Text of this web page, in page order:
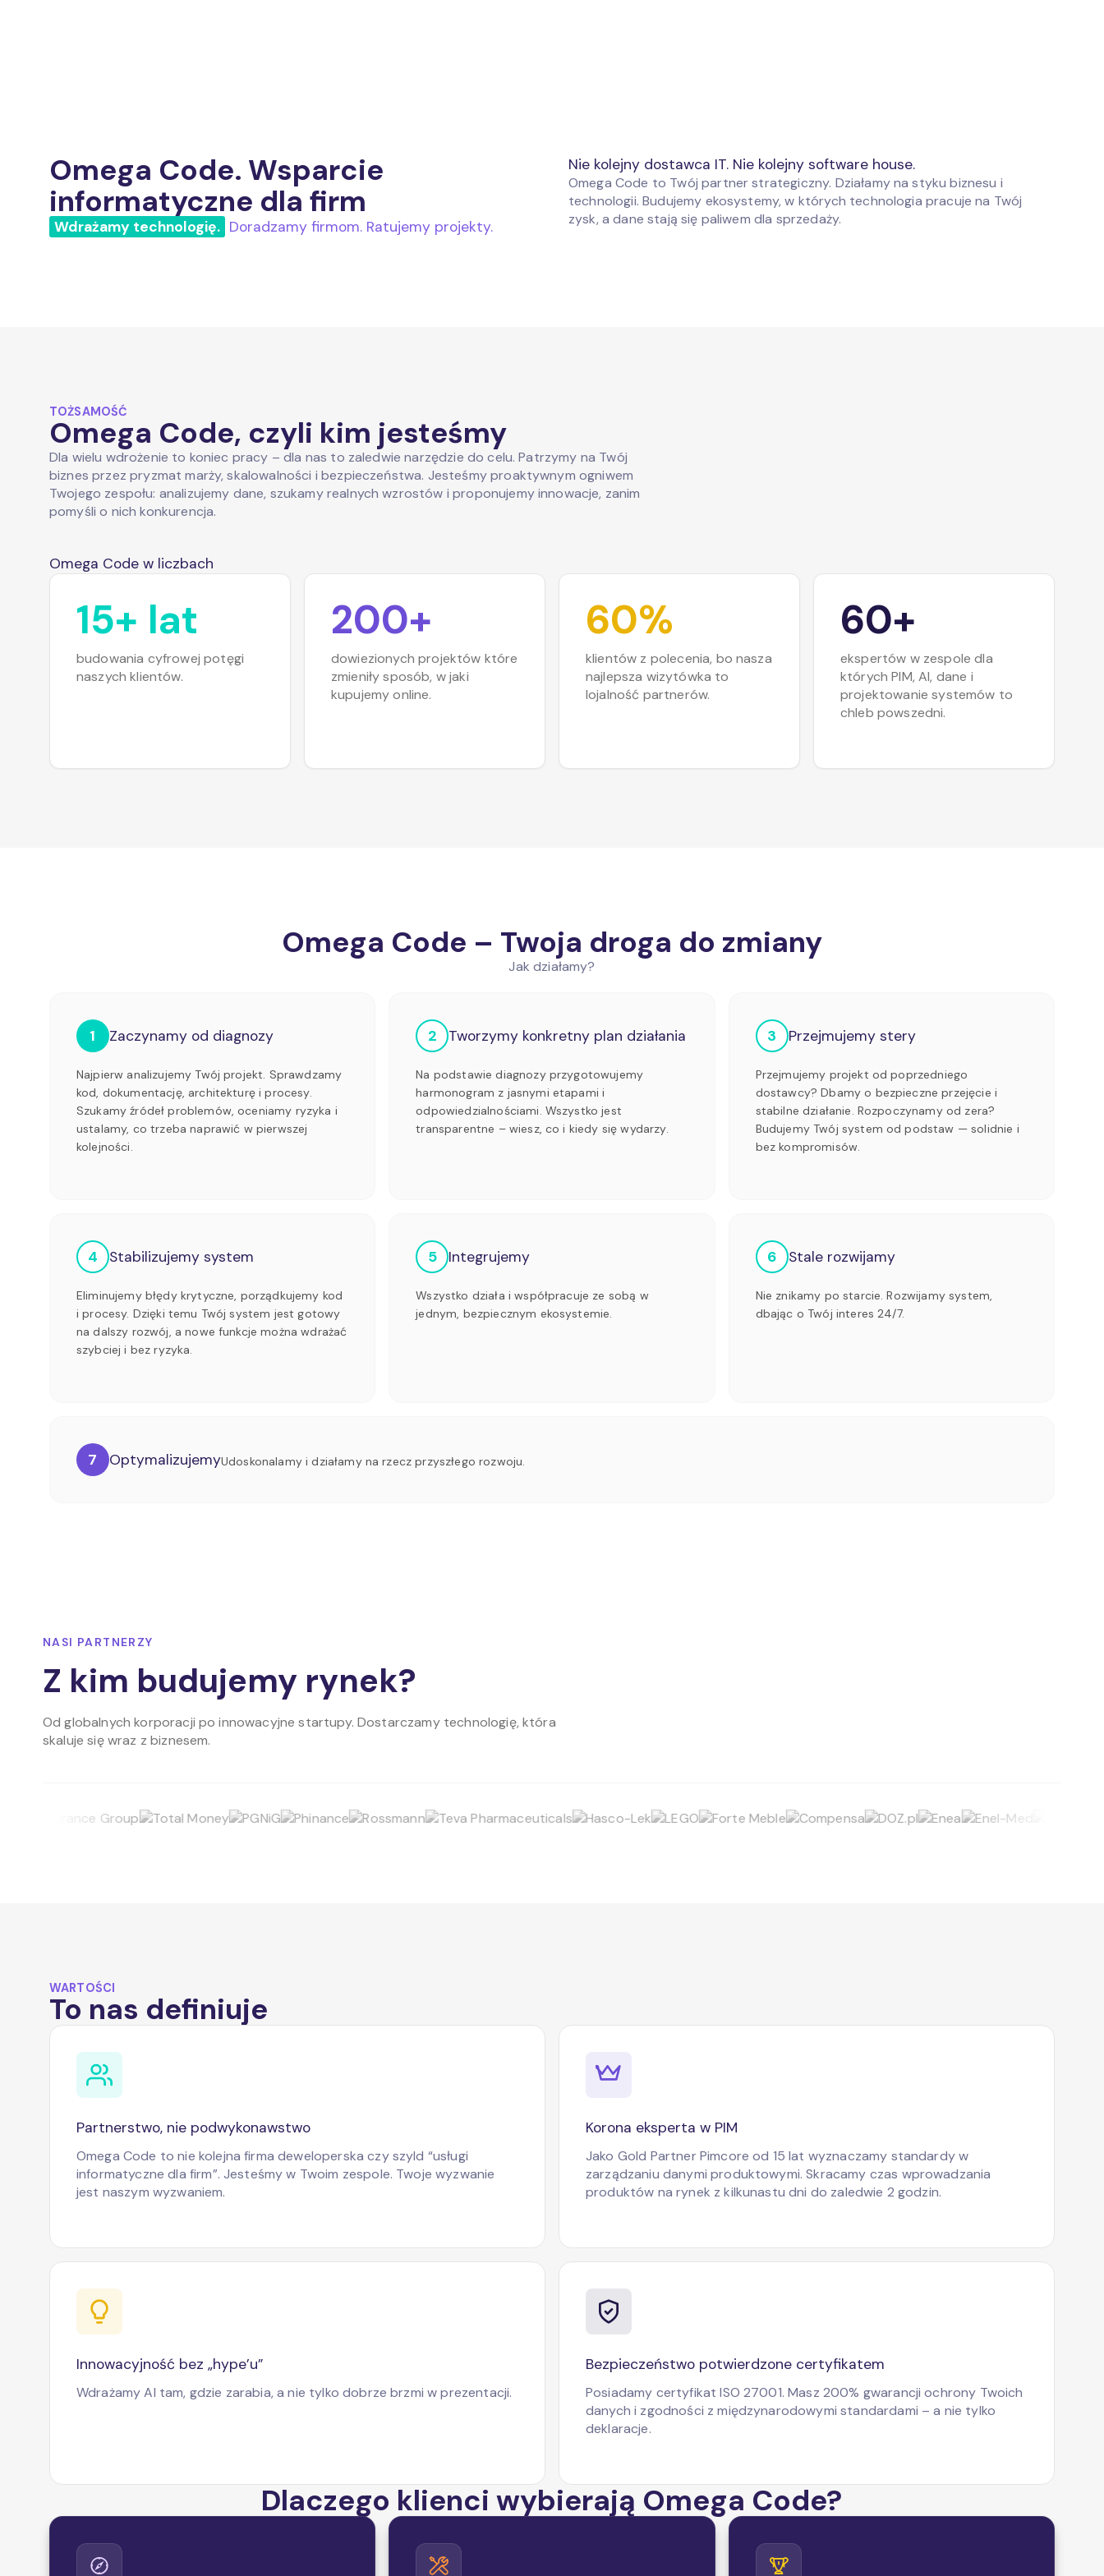
Omega Code. Wsparcie
informatyczne dla firm
Wdrażamy technologię. Doradzamy firmom. Ratujemy projekty.
Nie kolejny dostawca IT. Nie kolejny software house.
Omega Code to Twój partner strategiczny. Działamy na styku biznesu i
technologii. Budujemy ekosystemy, w których technologia pracuje na Twój
zysk, a dane stają się paliwem dla sprzedaży.
TOŻSAMOŚĆ
Omega Code, czyli kim jesteśmy
Dla wielu wdrożenie to koniec pracy – dla nas to zaledwie narzędzie do celu. Patrzymy na Twój
biznes przez pryzmat marży, skalowalności i bezpieczeństwa. Jesteśmy proaktywnym ogniwem
Twojego zespołu: analizujemy dane, szukamy realnych wzrostów i proponujemy innowacje, zanim
pomyśli o nich konkurencja.
Omega Code w liczbach
15+ lat
budowania cyfrowej potęgi
naszych klientów.
200+
dowiezionych projektów które
zmieniły sposób, w jaki
kupujemy online.
60%
klientów z polecenia, bo nasza
najlepsza wizytówka to
lojalność partnerów.
60+
ekspertów w zespole dla
których PIM, AI, dane i
projektowanie systemów to
chleb powszedni.
Omega Code – Twoja droga do zmiany
Jak działamy?
1 Zaczynamy od diagnozy
Najpierw analizujemy Twój projekt. Sprawdzamy
kod, dokumentację, architekturę i procesy.
Szukamy źródeł problemów, oceniamy ryzyka i
ustalamy, co trzeba naprawić w pierwszej
kolejności.
2 Tworzymy konkretny plan działania
Na podstawie diagnozy przygotowujemy
harmonogram z jasnymi etapami i
odpowiedzialnościami. Wszystko jest
transparentne – wiesz, co i kiedy się wydarzy.
3 Przejmujemy stery
Przejmujemy projekt od poprzedniego
dostawcy? Dbamy o bezpieczne przejęcie i
stabilne działanie. Rozpoczynamy od zera?
Budujemy Twój system od podstaw — solidnie i
bez kompromisów.
4 Stabilizujemy system
Eliminujemy błędy krytyczne, porządkujemy kod
i procesy. Dzięki temu Twój system jest gotowy
na dalszy rozwój, a nowe funkcje można wdrażać
szybciej i bez ryzyka.
5 Integrujemy
Wszystko działa i współpracuje ze sobą w
jednym, bezpiecznym ekosystemie.
6 Stale rozwijamy
Nie znikamy po starcie. Rozwijamy system,
dbając o Twój interes 24/7.
7 OptymalizujemyUdoskonalamy i działamy na rzecz przyszłego rozwoju.
NASI PARTNERZY
Z kim budujemy rynek?
Od globalnych korporacji po innowacyjne startupy. Dostarczamy technologię, która
skaluje się wraz z biznesem.
WARTOŚCI
To nas definiuje
Partnerstwo, nie podwykonawstwo
Omega Code to nie kolejna firma deweloperska czy szyld “usługi
informatyczne dla firm”. Jesteśmy w Twoim zespole. Twoje wyzwanie
jest naszym wyzwaniem.
Korona eksperta w PIM
Jako Gold Partner Pimcore od 15 lat wyznaczamy standardy w
zarządzaniu danymi produktowymi. Skracamy czas wprowadzania
produktów na rynek z kilkunastu dni do zaledwie 2 godzin.
Innowacyjność bez „hype’u”
Wdrażamy AI tam, gdzie zarabia, a nie tylko dobrze brzmi w prezentacji.
Bezpieczeństwo potwierdzone certyfikatem
Posiadamy certyfikat ISO 27001. Masz 200% gwarancji ochrony Twoich
danych i zgodności z międzynarodowymi standardami – a nie tylko
deklaracje.
Dlaczego klienci wybierają Omega Code?